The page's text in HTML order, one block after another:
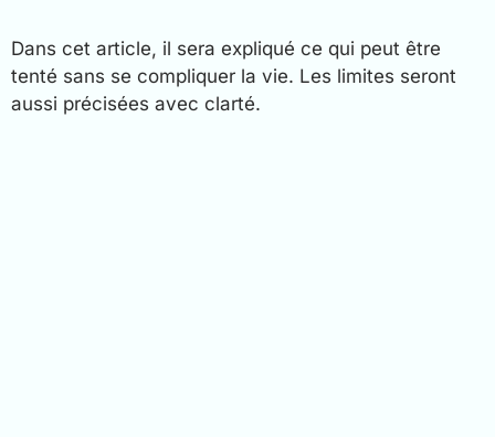
Dans cet article, il sera expliqué ce qui peut être
tenté sans se compliquer la vie. Les limites seront
aussi précisées avec clarté.